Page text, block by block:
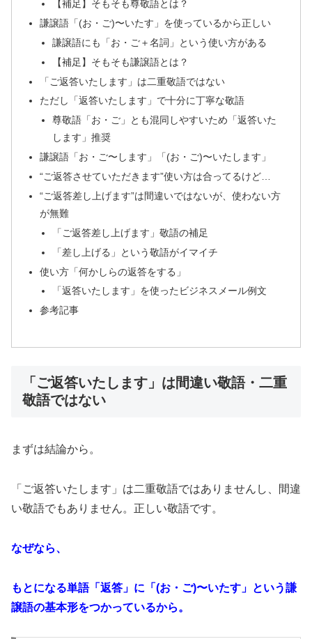
【補足】そもそも尊敬語とは？
謙譲語「(お・ご)〜いたす」を使っているから正しい
謙譲語にも「お・ご＋名詞」という使い方がある
【補足】そもそも謙譲語とは？
「ご返答いたします」は二重敬語ではない
ただし「返答いたします」で十分に丁寧な敬語
尊敬語「お・ご」とも混同しやすいため「返答いた
します」推奨
謙譲語「お・ご〜します」「(お・ご)〜いたします」
“ご返答させていただきます”使い方は合ってるけど…
“ご返答差し上げます”は間違いではないが、使わない方
が無難
「ご返答差し上げます」敬語の補足
「差し上げる」という敬語がイマイチ
使い方「何かしらの返答をする」
「返答いたします」を使ったビジネスメール例文
参考記事
「ご返答いたします」は間違い敬語・二重
敬語ではない
まずは結論から。
「ご返答いたします」は二重敬語ではありませんし、間違
い敬語でもありません。正しい敬語です。
なぜなら、
もとになる単語「返答」に「(お・ご)〜いたす」という謙
譲語の基本形をつかっているから。